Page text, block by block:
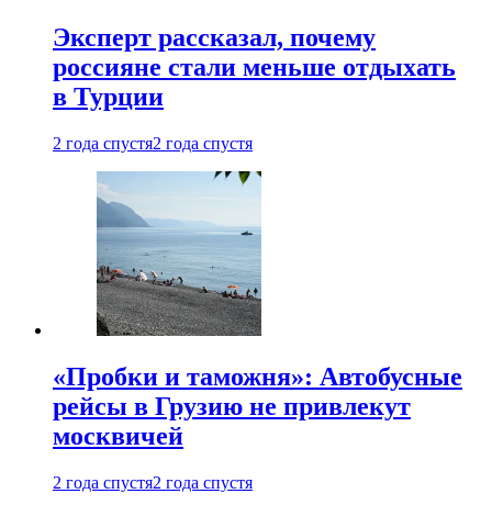
Эксперт рассказал, почему
россияне стали меньше отдыхать
в Турции
2 года спустя2 года спустя
«Пробки и таможня»: Автобусные
рейсы в Грузию не привлекут
москвичей
2 года спустя2 года спустя